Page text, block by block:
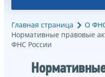
Главная страница
О
Нормативные правовые
ФНС России